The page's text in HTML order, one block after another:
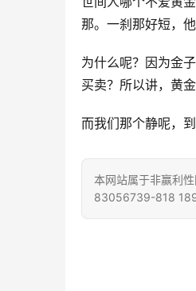
那。一刹那好短，
为什么呢？因为金
买卖？所以讲，黄
而我们那个静呢，
本网站属于非赢利
83056739-818